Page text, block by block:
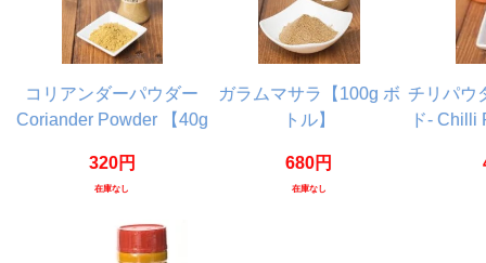
コリアンダーパウダー
Coriander Powder 【40g
320円
在庫なし
ガラムマサラ【100g ボ
トル】
680円
在庫なし
チリパウ
ド- Chilli